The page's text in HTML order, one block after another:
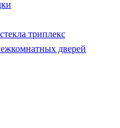
триплекс
дверей